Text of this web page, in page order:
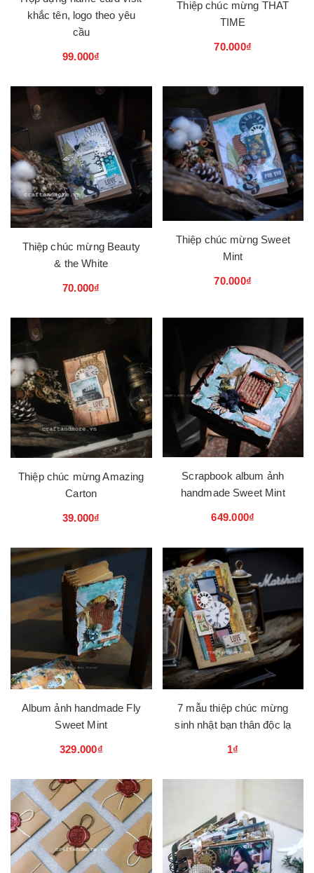
khắc tên, logo theo yêu
cầu
99.000₫
Thiệp chúc mừng THAT
TIME
70.000₫
Thiệp chúc mừng Beauty
& the White
70.000₫
Thiệp chúc mừng Sweet
Mint
70.000₫
Thiệp chúc mừng Amazing
Carton
39.000₫
Scrapbook album ảnh
handmade Sweet Mint
649.000₫
Album ảnh handmade Fly
Sweet Mint
329.000₫
7 mẫu thiệp chúc mừng
sinh nhật bạn thân độc lạ
1₫